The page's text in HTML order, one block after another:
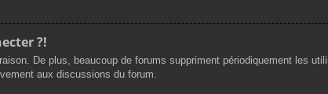
?!
De plus, beaucoup de forums suppriment périodiquement les
aux discussions du forum.